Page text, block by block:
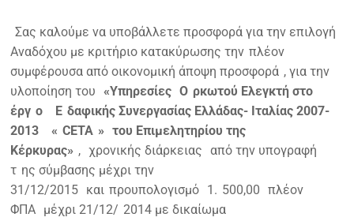
Σας καλούμε να υποβάλλετε προσφορά για την επιλογή
Αναδόχου με κριτήριο κατακύρωσης την πλέον
συμφέρουσα από οικονομική άποψη προσφορά , για την
υλοποίηση του «Υπηρεσίες O ρκωτού Ελεγκτή στο
έργ o E δαφικής Συνεργασίας Ελλάδας- Ιταλίας 2007-
2013
« CETA » του Επιμελητηρίου της
Κέρκυρας» , χρονικής διάρκειας από την υπογραφή
τ ης σύμβασης μέχρι την
31/12/2015 και προυπολογισμό 1. 500,00 πλέον
ΦΠΑ μέχρι 21/12/ 2014 με δικαίωμα